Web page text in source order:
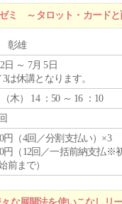
ミ ～タロット・カード
彰雄
日 ～ 7月 5日
は休講となります。
木） 14 ：50 ～ 16 ：10
円（4回／分割支払い）×3
円（12回／一括前納支払※
前まで）